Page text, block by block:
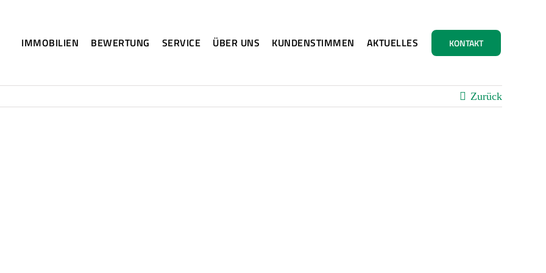
IMMOBILIEN BEWERTUNG SERVICE ÜBER UNS KUNDENSTIMMEN AKTUELLES KONTAKT
Zurück